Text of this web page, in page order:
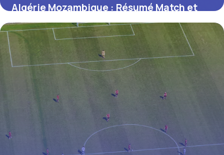
Algérie Mozambique : Résumé Match et
Stats 2026
3 juillet 2026